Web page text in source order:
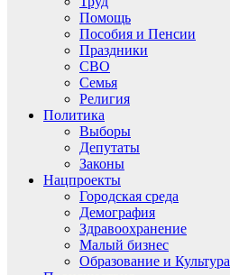
Помощь
Пособия и Пенсии
Праздники
СВО
Семья
Религия
Политика
Выборы
Депутаты
Законы
Нацпроекты
Городская среда
Демография
Здравоохранение
Малый бизнес
Образование и Культура